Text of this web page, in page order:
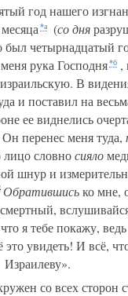
год нашего
*а (со дня
был четырнадцатый
рука Господня*б ,
В
и поставил на
ее виднелись
перенес меня туда,
лицо словносияло
шнур и
Обратившисько мне,
я тебе покажу,
это увидеть! И всё,
Израилеву».
со всех сторон